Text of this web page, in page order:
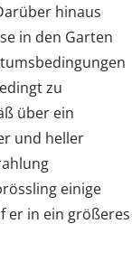
hinaus
in den Garten
zu
über ein
und heller
einige
er in ein größeres